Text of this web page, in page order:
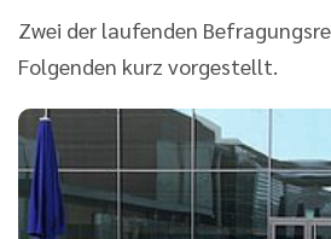
Zwei der laufenden
Folgenden kurz vorgestellt.